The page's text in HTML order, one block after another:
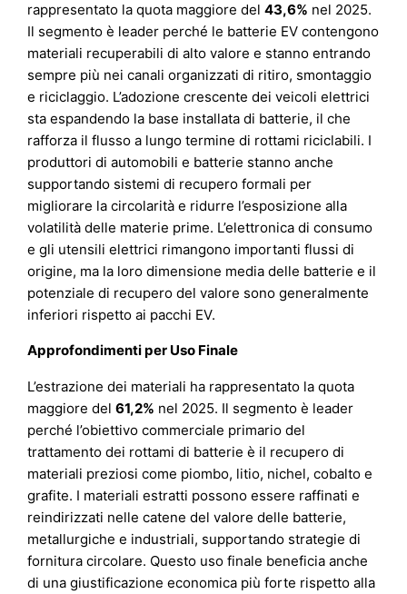
rappresentato la quota maggiore del43,6% nel 2025.
Il segmento è leader perché le batterie EV contengono
materiali recuperabili di alto valore e stanno entrando
sempre più nei canali organizzati di ritiro, smontaggio
e riciclaggio. L’adozione crescente dei veicoli elettrici
sta espandendo la base installata di batterie, il che
rafforza il flusso a lungo termine di rottami riciclabili. I
produttori di automobili e batterie stanno anche
supportando sistemi di recupero formali per
migliorare la circolarità e ridurre l’esposizione alla
volatilità delle materie prime. L’elettronica di consumo
e gli utensili elettrici rimangono importanti flussi di
origine, ma la loro dimensione media delle batterie e il
potenziale di recupero del valore sono generalmente
inferiori rispetto ai pacchi EV.
Approfondimenti per Uso Finale
L’estrazione dei materiali ha rappresentato la quota
maggiore del61,2% nel 2025. Il segmento è leader
perché l’obiettivo commerciale primario del
trattamento dei rottami di batterie è il recupero di
materiali preziosi come piombo, litio, nichel, cobalto e
grafite. I materiali estratti possono essere raffinati e
reindirizzati nelle catene del valore delle batterie,
metallurgiche e industriali, supportando strategie di
fornitura circolare. Questo uso finale beneficia anche
di una giustificazione economica più forte rispetto alla